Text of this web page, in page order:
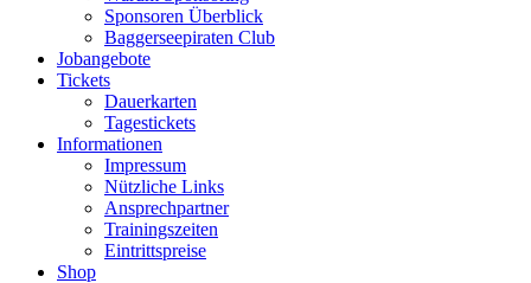
Sponsoren Überblick
Baggerseepiraten Club
Jobangebote
Tickets
Dauerkarten
Tagestickets
Informationen
Impressum
Nützliche Links
Ansprechpartner
Trainingszeiten
Eintrittspreise
Shop